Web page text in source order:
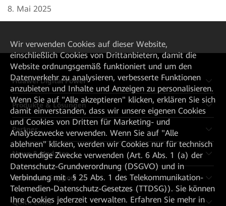
8. Mai 2025
Huawei Digital Power
Produkte & Lösungen
Partner
News & Updates
Services & Support
Quick Links
Wir verwenden Cookies auf dieser Website,
einschließlich Cookies von Drittanbietern, damit die
Website ordnungsgemäß funktioniert und um den
Datenverkehr zu analysieren, verbesserte Funktionen
anzubieten und Inhalte und Anzeigen zu personalisieren.
Wenn Sie auf "Alle akzeptieren" klicken, erklären Sie sich
damit einverstanden, dass wir unsere eigenen Cookies
und Cookies von Dritten für Marketing- und
Analysezwecke verwenden. Wenn Sie auf "Alle
ablehnen" klicken, werden wir Cookies nur für technisch
notwendige Zwecke verwenden (Art. 6 Abs. 1 (a) der
Datenschutz-Grundverordnung (DSGVO) und in
Verbindung mit . § 25 Abs. 1 des Telekommunikation-
Telemedien-Datenschutz-Gesetzes (TTDSG)). Sie können
Ihre Cookies jederzeit verwalten. Erfahren Sie mehr in